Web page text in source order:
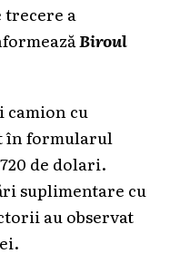
a
Biroul
cu
în formularul
de dolari.
suplimentare cu
au observat